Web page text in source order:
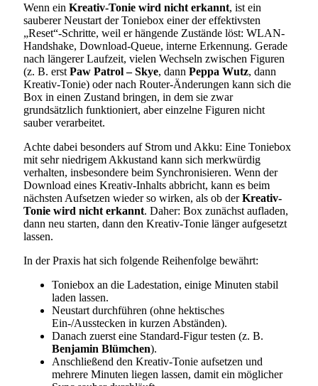
Wenn ein Kreativ-Tonie wird nicht erkannt, ist ein
sauberer Neustart der Toniebox einer der effektivsten
„Reset“-Schritte, weil er hängende Zustände löst: WLAN-
Handshake, Download-Queue, interne Erkennung. Gerade
nach längerer Laufzeit, vielen Wechseln zwischen Figuren
(z. B. erst Paw Patrol – Skye, dann Peppa Wutz, dann
Kreativ-Tonie) oder nach Router-Änderungen kann sich die
Box in einen Zustand bringen, in dem sie zwar
grundsätzlich funktioniert, aber einzelne Figuren nicht
sauber verarbeitet.
Achte dabei besonders auf Strom und Akku: Eine Toniebox
mit sehr niedrigem Akkustand kann sich merkwürdig
verhalten, insbesondere beim Synchronisieren. Wenn der
Download eines Kreativ-Inhalts abbricht, kann es beim
nächsten Aufsetzen wieder so wirken, als ob derKreativ-
Tonie wird nicht erkannt. Daher: Box zunächst aufladen,
dann neu starten, dann den Kreativ-Tonie länger aufgesetzt
lassen.
In der Praxis hat sich folgende Reihenfolge bewährt:
Toniebox an die Ladestation, einige Minuten stabil
laden lassen.
Neustart durchführen (ohne hektisches
Ein-/Ausstecken in kurzen Abständen).
Danach zuerst eine Standard-Figur testen (z. B.
Benjamin Blümchen).
Anschließend den Kreativ-Tonie aufsetzen und
mehrere Minuten liegen lassen, damit ein möglicher